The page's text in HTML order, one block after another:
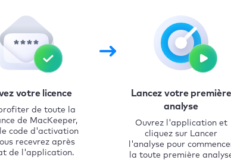
votre licence
de toute la
de MacKeeper,
code d'activation
recevrez après
de l'application.
Lancez votre première
analyse
Ouvrez l'application et
cliquez sur Lancer
l'analyse pour
la toute première